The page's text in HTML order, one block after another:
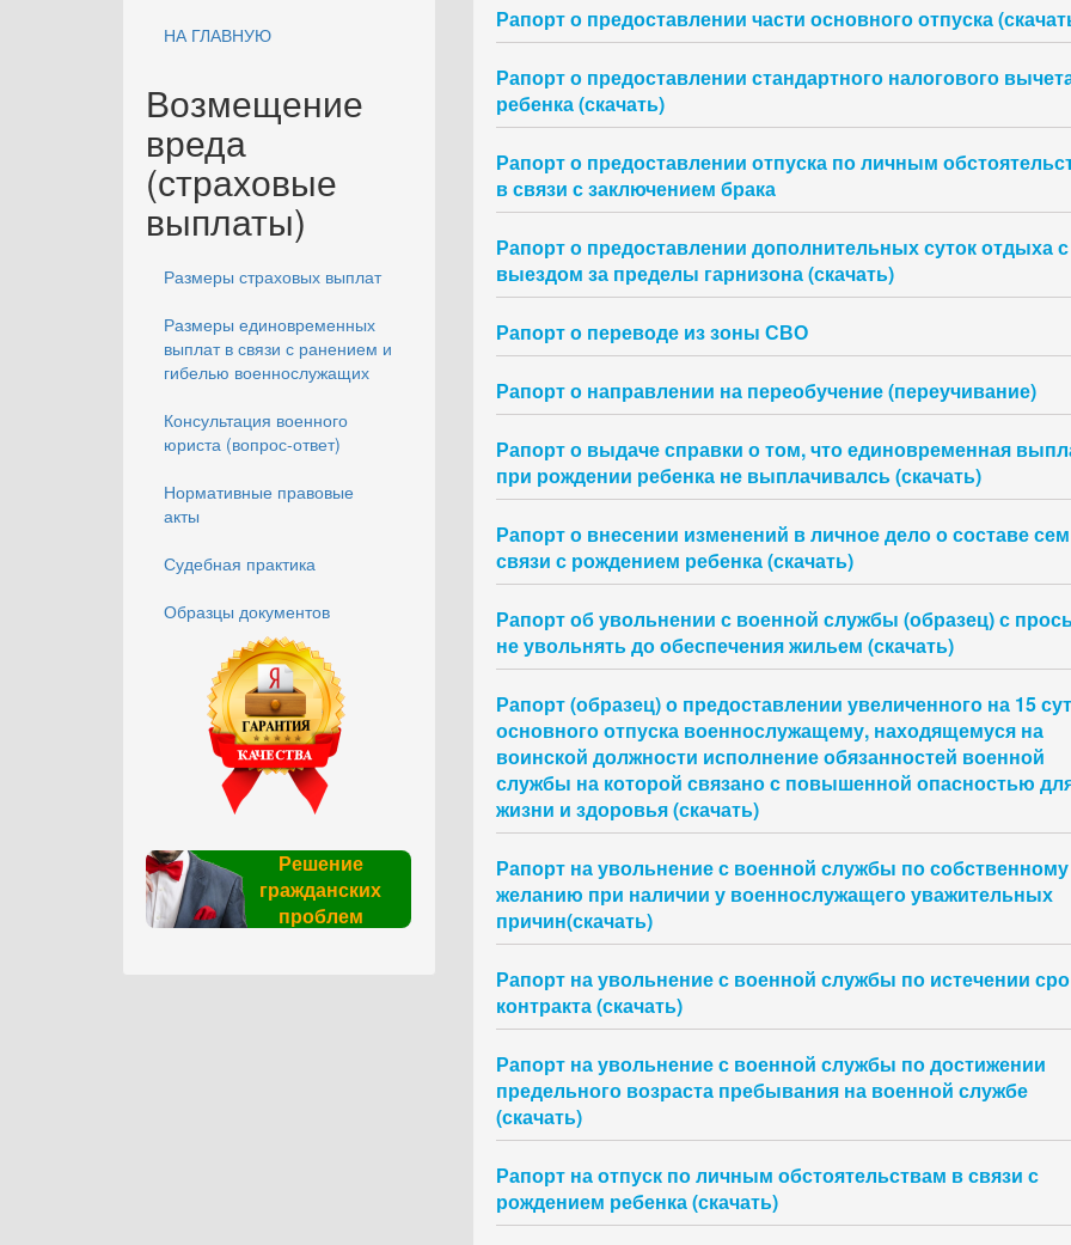
НА ГЛАВНУЮ
Возмещение
вреда
(страховые
выплаты)
Размеры страховых выплат
Размеры единовременных
выплат в связи с ранением и
гибелью военнослужащих
Консультация военного
юриста (вопрос-ответ)
Нормативные правовые
акты
Судебная практика
Образцы документов
Решение
гражданских
проблем
Рапорт о предоставлении части основного отпуска
Рапорт о предоставлении стандартного налогового
ребенка (скачать)
Рапорт о предоставлении отпуска по личным
в связи с заключением брака
Рапорт о предоставлении дополнительных суток отдыха с
выездом за пределы гарнизона (скачать)
Рапорт о переводе из зоны СВО
Рапорт о направлении на переобучение (переучивание)
Рапорт о выдаче справки о том, что единовременная
при рождении ребенка не выплачивалсь (скачать)
Рапорт о внесении изменений в личное дело о составе
связи с рождением ребенка (скачать)
Рапорт об увольнении с военной службы (образец) с
не увольнять до обеспечения жильем (скачать)
Рапорт (образец) о предоставлении увеличенного на 15
основного отпуска военнослужащему, находящемуся на
воинской должности исполнение обязанностей военной
службы на которой связано с повышенной опасностью
жизни и здоровья (скачать)
Рапорт на увольнение с военной службы по собственному
желанию при наличии у военнослужащего уважительных
причин(скачать)
Рапорт на увольнение с военной службы по истечении
контракта (скачать)
Рапорт на увольнение с военной службы по достижении
предельного возраста пребывания на военной службе
(скачать)
Рапорт на отпуск по личным обстоятельствам в связи с
рождением ребенка (скачать)